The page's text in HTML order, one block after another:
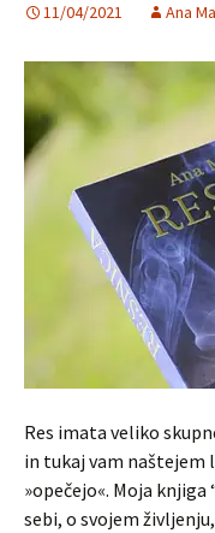
11/04/2021 Ana
Res imata veliko
in tukaj vam naštejem
»opečejo«. Moja knjiga
sebi, o svojem